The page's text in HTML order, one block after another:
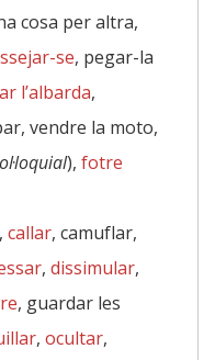
cosa per altra,
se, pegar-la
l’albarda,
vendre la moto,
), fotre
, callar, camuflar,
, dissimular,
, guardar les
, ocultar,